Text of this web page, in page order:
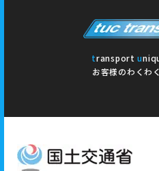
transportu
お客様のわくわ